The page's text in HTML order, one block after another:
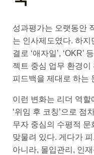
성과평가는 오랫동안
는 인사제도였다. 하지
결로 ‘애자일’, ‘OKR’
젝트 중심 업무 환경
피드백을 제대로 하는
이런 변화는 리더 역할
‘위임 후 코칭’으로 점
무자 중심의 수평적
맞물려 있다. 게다가
아니라, 몰입관리, 인